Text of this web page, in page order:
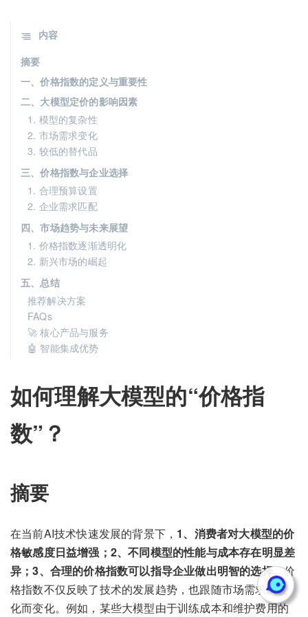
如何理解大模型的“价格指
数”？
摘要
在当前AI技术快速发展的背景下， 1、消费者对大模型的价
格敏感度日益增强；2、不同模型的性能与成本存在明显差
异；3、合理的价格指数可以指导企业做出明智的选择。价
格指数不仅反映了技术的发展趋势，也跟随市场需求的变
化而变化。例如，某些大模型由于训练成本和维护费用的
内容
摘要
一、价格指数的定义与重要性
二、大模型定价的影响因素
1. 模型的复杂性
2. 市场需求变化
3. 较低的替代品
三、价格指数与企业选择
1. 合理预算设置
2. 企业需求匹配
四、市场趋势与未来展望
1. 价格指数逐渐透明化
2. 新兴市场的崛起
五、总结
推荐解决方案
FAQs
🚀 核心产品与服务
🤖 智能集成优势